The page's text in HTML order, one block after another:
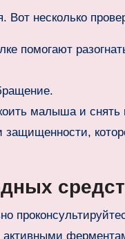
Вот несколько
помогают
малыша и снять
активными